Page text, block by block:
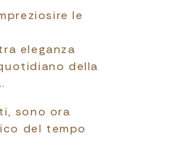
le
eleganza
della
sono ora
del tempo